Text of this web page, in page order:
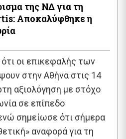
της ΝΔ για τη
Αποκαλύφθηκε η
οι επικεφαλής των
στην Αθήνα στις 14
αξιολόγηση με στόχο
σε επίπεδο
σημείωσε ότι σήμερα
αναφορά για τη